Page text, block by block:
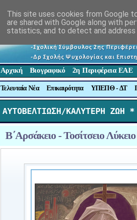
Αρχική Βιογραφικό 2η Περιφέρεια ΕΑΕ
Τελευταία Νέα Επικαιρότητα ΥΠΕΠΘ - ΔΤ
ΑΥΤΟΒΕΛΤΙΩΣΗ/ΚΑΛΥΤΕΡΗ ΖΩΗ *
Β΄Αρσάκειο - Τοσίτσειο
This site uses cookies from Google
are shared with Google along with
statistics, and to detect and address